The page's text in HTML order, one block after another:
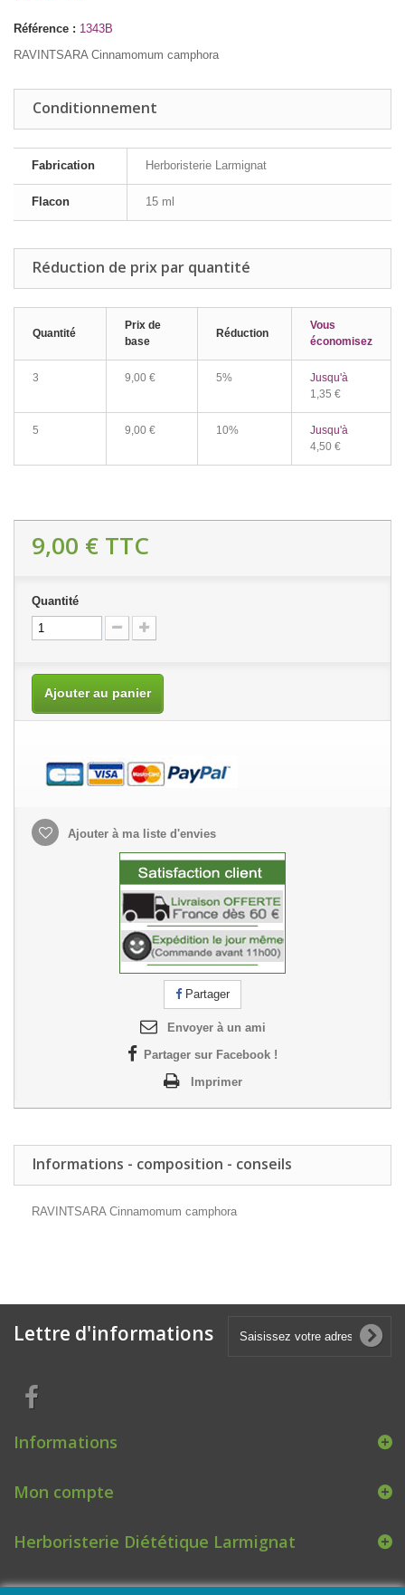
Référence : 1343B
RAVINTSARA Cinnamomum camphora
Conditionnement
Fabrication Herboristerie Larmignat
Flacon 15 ml
Réduction de prix par quantité
Quantité
Prix de
base
Réduction
Vous
économisez
3 9,00 € 5%
Jusqu'à
1,35 €
5 9,00 € 10%
Jusqu'à
4,50 €
9,00 € TTC
Quantité
Ajouter au panier
Ajouter à ma liste d'envies
Partager
Envoyer à un ami
Partager sur Facebook !
Imprimer
Informations - composition - conseils
RAVINTSARA Cinnamomum camphora
Lettre d'informations
Informations
Mon compte
Herboristerie Diététique Larmignat